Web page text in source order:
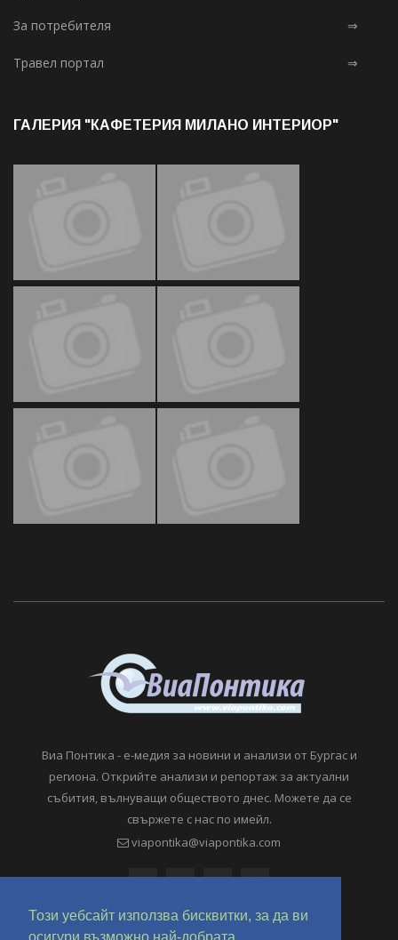
Този уебсайт използва бисквитки, за да ви
За потребителя ⇒
Травел портал ⇒
ГАЛЕРИЯ "КАФЕТЕРИЯ МИЛАНО ИНТЕРИОР"
Виа Понтика - е-медия за новини и анализи от Бургас и
региона. Открийте анализи и репортаж за актуални
събития, вълнуващи обществото днес. Можете да се
свържете с нас по имейл.
viapontika@viapontika.com